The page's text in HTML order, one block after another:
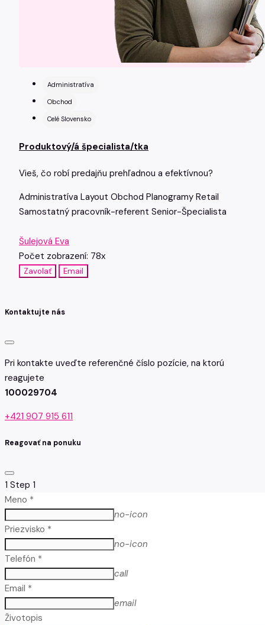
Administratíva
Obchod
Celé Slovensko
Produktový/á špecialista/tka
Vieš, čo robí predajňu prehľadnou a efektívnou?
Administratíva Layout Obchod Planogramy Retail
Samostatný pracovník-referent Senior-Špecialista
Šulejová Eva
Počet zobrazení: 78x
Zavolať Email
Kontaktujte nás
Pri kontakte uveďte referenčné číslo pozície, na ktorú
reagujete
100029704
+421 907 915 611
Reagovať na ponuku
1 Step 1
Meno *
no-icon
Priezvisko *
no-icon
Telefón *
call
Email *
email
Životopis